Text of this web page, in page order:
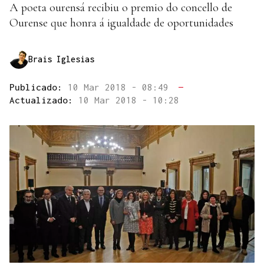
A poeta ourensá recibiu o premio do concello de
Ourense que honra á igualdade de oportunidades
Brais Iglesias
Publicado: 10 Mar 2018 - 08:49
—
Actualizado: 10 Mar 2018 - 10:28